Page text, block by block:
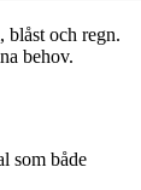
blåst och regn.
behov.
som både